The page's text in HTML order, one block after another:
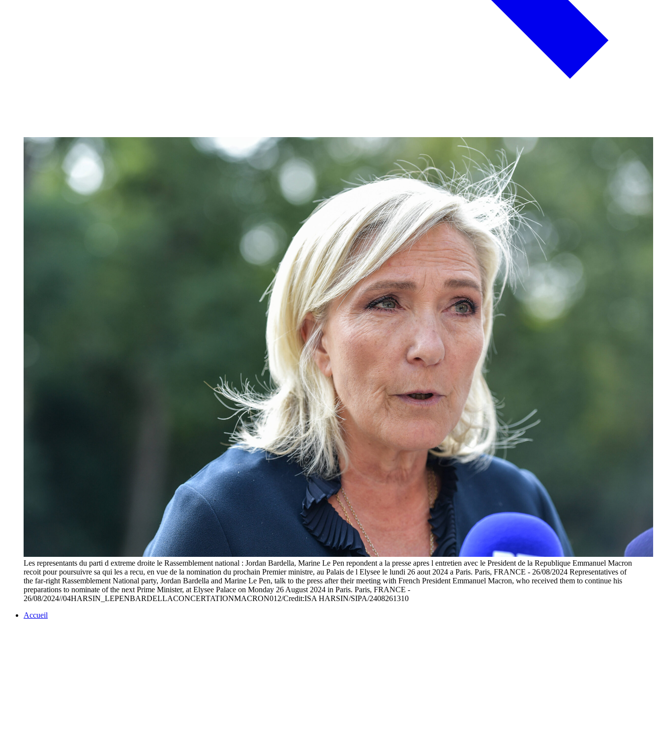
Les representants du parti d extreme droite le Rassemblement national : Jordan Bardella, Marine Le Pen repondent a la presse apres l entretien avec le President de la Republique Emmanuel Macron
recoit pour poursuivre sa qui les a recu, en vue de la nomination du prochain Premier ministre, au Palais de l Elysee le lundi 26 aout 2024 a Paris. Paris, FRANCE - 26/08/2024 Representatives of
the far-right Rassemblement National party, Jordan Bardella and Marine Le Pen, talk to the press after their meeting with French President Emmanuel Macron, who received them to continue his
preparations to nominate of the next Prime Minister, at Elysee Palace on Monday 26 August 2024 in Paris. Paris, FRANCE -
26/08/2024//04HARSIN_LEPENBARDELLACONCERTATIONMACRON012/Credit:ISA HARSIN/SIPA/2408261310
Accueil